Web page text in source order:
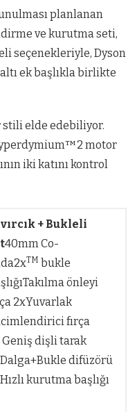
planlanan
ve kurutma seti,
seçenekleriyle, Dyson
ek başlıkla birlikte
stili elde edebiliyor.
motor
iki katını kontrol
+ Bukleli
40mm Co-
TM bukle
önleyi
2xYuvarlak
fırça
Geniş dişli tarak
difüzörü
kurutma başlığı